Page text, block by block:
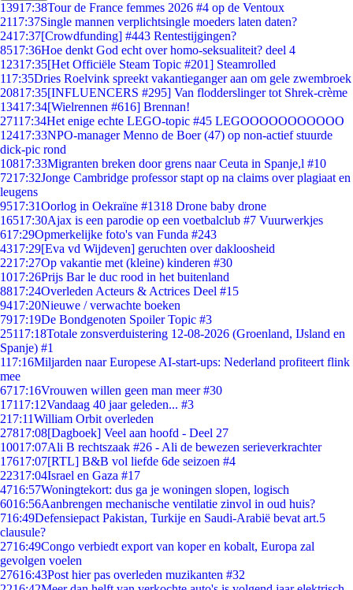
13917:38Tour de France femmes 2026 #4 op de Ventoux
2117:37Single mannen verplichtsingle moeders laten daten?
2417:37[Crowdfunding] #443 Rentestijgingen?
8517:36Hoe denkt God echt over homo-seksualiteit? deel 4
12317:35[Het Officiële Steam Topic #201] Steamrolled
117:35Dries Roelvink spreekt vakantieganger aan om gele zwembroek
20817:35[INFLUENCERS #295] Van flodderslinger tot Shrek-crème
13417:34[Wielrennen #616] Brennan!
27117:34Het enige echte LEGO-topic #45 LEGOOOOOOOOOOO
12417:33NPO-manager Menno de Boer (47) op non-actief stuurde
dick-pic rond
10817:33Migranten breken door grens naar Ceuta in Spanje,l #10
7217:32Jonge Cambridge professor stapt op na claims over plagiaat en
leugens
9517:31Oorlog in Oekraïne #1318 Drone baby drone
16517:30Ajax is een parodie op een voetbalclub #7 Vuurwerkjes
617:29Opmerkelijke foto's van Funda #243
4317:29[Eva vd Wijdeven] geruchten over dakloosheid
2217:27Op vakantie met (kleine) kinderen #30
1017:26Prijs Bar le duc rood in het buitenland
8817:24Overleden Acteurs & Actrices Deel #15
9417:20Nieuwe / verwachte boeken
7917:19De Bondgenoten Spoiler Topic #3
25117:18Totale zonsverduistering 12-08-2026 (Groenland, IJsland en
Spanje) #1
117:16Miljarden naar Europese AI-start-ups: Nederland profiteert flink
mee
6717:16Vrouwen willen geen man meer #30
17117:12Vandaag 40 jaar geleden... #3
217:11William Orbit overleden
27817:08[Dagboek] Veel aan hoofd - Deel 27
10017:07Ali B rechtszaak #26 - Ali de bewezen serieverkrachter
17617:07[RTL] B&B vol liefde 6de seizoen #4
22317:04Israel en Gaza #17
4716:57Woningtekort: dus ga je woningen slopen, logisch
6016:56Aanbrengen mechanische ventilatie zinvol in oud huis?
716:49Defensiepact Pakistan, Turkije en Saudi-Arabië bevat art.5
clausule?
2716:49Congo verbiedt export van koper en kobalt, Europa zal
gevolgen voelen
27616:43Post hier pas overleden muzikanten #32